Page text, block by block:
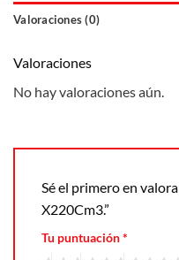
Valoraciones (0)
Valoraciones
No hay valoraciones aún.
Sé el primero en
X220Cm3.”
Tu puntuación*